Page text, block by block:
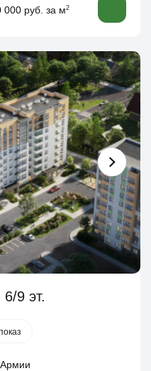
000 руб. за м2
9 эт.